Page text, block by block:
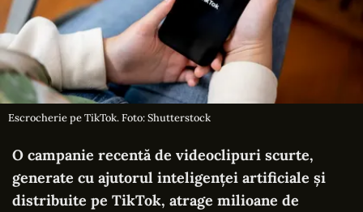
Escrocherie pe TikTok. Foto: Shutterstock
O campanie recentă de videoclipuri scurte,
generate cu ajutorul inteligenței artificiale și
distribuite pe TikTok, atrage milioane de